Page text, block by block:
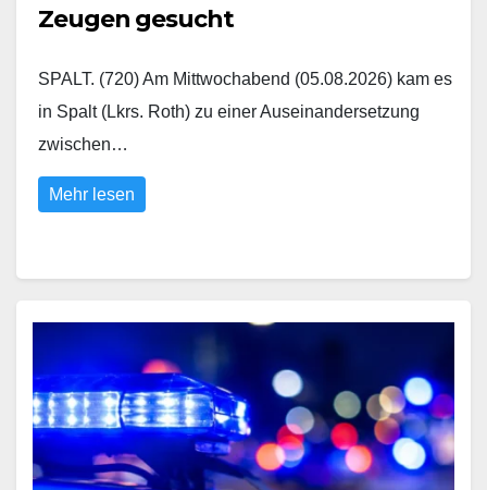
Zeugen gesucht
SPALT. (720) Am Mittwochabend (05.08.2026) kam es
in Spalt (Lkrs. Roth) zu einer Auseinandersetzung
zwischen…
Mehr lesen